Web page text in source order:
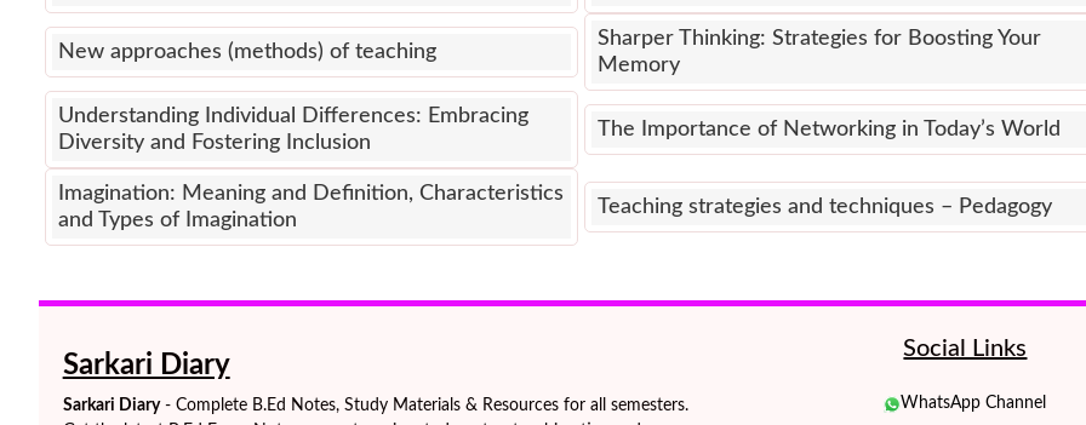
New approaches (methods) of teaching
Sharper Thinking: Strategies for Boosting Your
Memory
Understanding Individual Differences: Embracing
Diversity and Fostering Inclusion
The Importance of Networking in Today’s World
Imagination: Meaning and Definition, Characteristics
and Types of Imagination
Teaching strategies and techniques – Pedagogy
Sarkari Diary
Sarkari Diary- Complete B.Ed Notes, Study Materials & Resources for all semesters.
Social Links
WhatsApp Channel